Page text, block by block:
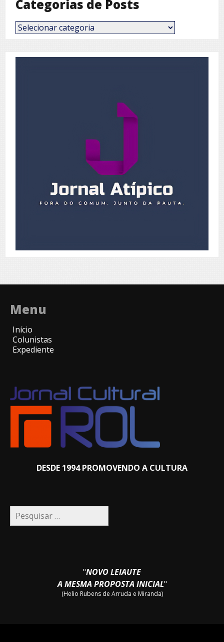
Categorias de Posts
Categorias
de
Menu
Início
Colunistas
Expediente
DESDE 1994 PROMOVENDO A CULTURA
Pesquisar
por:
"NOVO LEIAUTE
A MESMA PROPOSTA INICIAL"
(Helio Rubens de Arruda e Miranda)